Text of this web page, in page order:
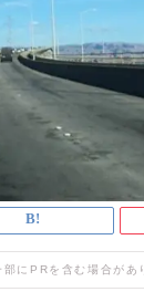
にPRを含む場合があ